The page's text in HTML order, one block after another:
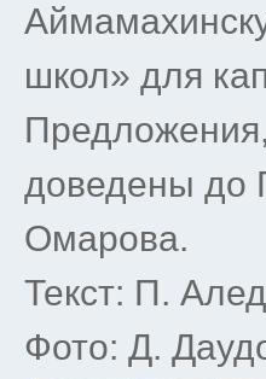
школ» для
доведены до
Омарова.
Текст: П.
Фото: Д.